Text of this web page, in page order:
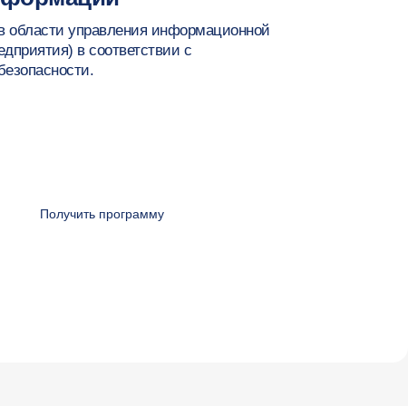
области управления информационной
в соответствии с
Получить программу